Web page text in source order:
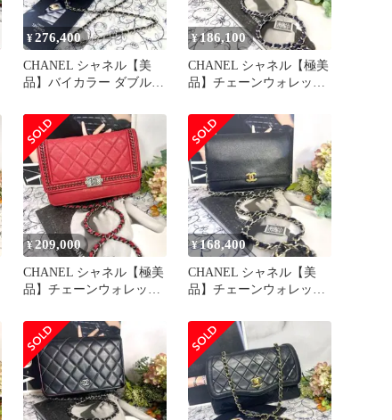
¥276,400
CHANEL シャネル【美
品】バイカラー ダブルフ
グ
¥186,100
CHANEL シャネル【極美
品】チェーンウォレット
¥209,000
CHANEL シャネル【極美
品】チェーンウォレット
ド
¥168,400
CHANEL シャネル【美
品】チェーンウォレット
ク